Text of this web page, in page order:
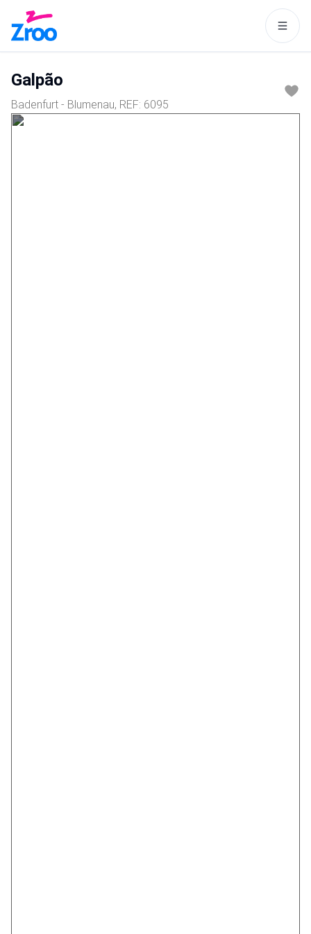
a navegação mais interessante
para você.
Galpão
Badenfurt - Blumenau, REF: 6095